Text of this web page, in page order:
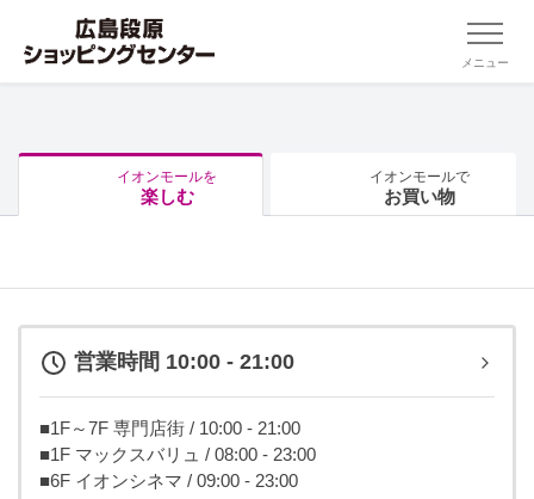
メニュー
イオンモールを
楽しむ
イオンモールで
お買い物
営業時間 10:00 - 21:00
■1F～7F 専門店街 / 10:00 - 21:00
■1F マックスバリュ / 08:00 - 23:00
■6F イオンシネマ / 09:00 - 23:00